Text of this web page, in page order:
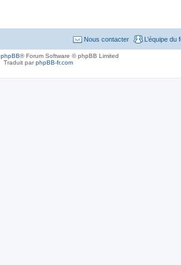
L’équipe du
Nous contacter
phpBB® Forum Software © phpBB Limited
Traduit parphpBB-fr.com